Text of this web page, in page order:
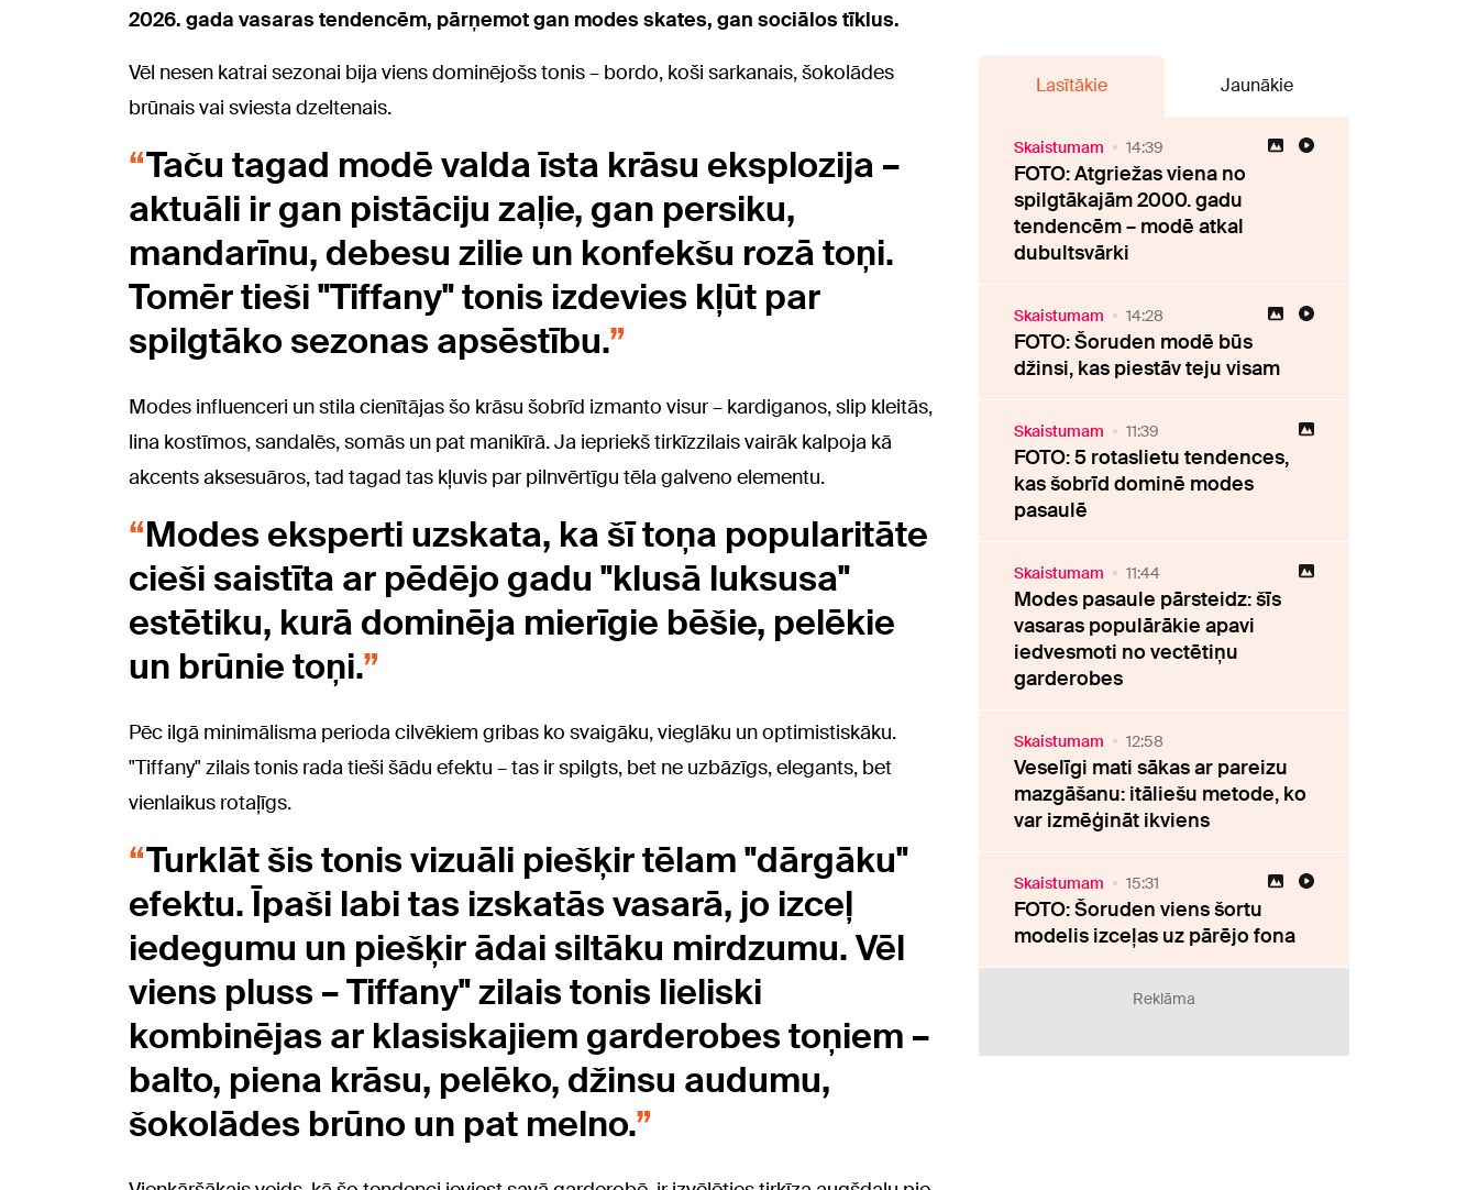
2026. gada vasaras tendencēm, pārņemot gan modes skates, gan sociālos tīklus.
Vēl nesen katrai sezonai bija viens dominējošs tonis – bordo, koši sarkanais, šokolādes
brūnais vai sviesta dzeltenais.
Taču tagad modē valda īsta krāsu eksplozija –
aktuāli ir gan pistāciju zaļie, gan persiku,
mandarīnu, debesu zilie un konfekšu rozā toņi.
Tomēr tieši "Tiffany" tonis izdevies kļūt par
spilgtāko sezonas apsēstību.
Modes influenceri un stila cienītājas šo krāsu šobrīd izmanto visur – kardiganos, slip kleitās,
lina kostīmos, sandalēs, somās un pat manikīrā. Ja iepriekš tirkīzzilais vairāk kalpoja kā
akcents aksesuāros, tad tagad tas kļuvis par pilnvērtīgu tēla galveno elementu.
Modes eksperti uzskata, ka šī toņa popularitāte
cieši saistīta ar pēdējo gadu "klusā luksusa"
estētiku, kurā dominēja mierīgie bēšie, pelēkie
un brūnie toņi.
Pēc ilgā minimālisma perioda cilvēkiem gribas ko svaigāku, vieglāku un optimistiskāku.
"Tiffany" zilais tonis rada tieši šādu efektu – tas ir spilgts, bet ne uzbāzīgs, elegants, bet
vienlaikus rotaļīgs.
Turklāt šis tonis vizuāli piešķir tēlam "dārgāku"
efektu. Īpaši labi tas izskatās vasarā, jo izceļ
iedegumu un piešķir ādai siltāku mirdzumu. Vēl
viens pluss – Tiffany" zilais tonis lieliski
kombinējas ar klasiskajiem garderobes toņiem –
balto, piena krāsu, pelēko, džinsu audumu,
šokolādes brūno un pat melno.
Lasītākie Jaunākie
Skaistumam 14:39
FOTO: Atgriežas viena no
spilgtākajām 2000. gadu
tendencēm – modē atkal
dubultsvārki
Skaistumam 14:28
FOTO: Šoruden modē būs
džinsi, kas piestāv teju visam
Skaistumam 11:39
FOTO: 5 rotaslietu tendences,
kas šobrīd dominē modes
pasaulē
Skaistumam 11:44
Modes pasaule pārsteidz: šīs
vasaras populārākie apavi
iedvesmoti no vectētiņu
garderobes
Skaistumam 12:58
Veselīgi mati sākas ar pareizu
mazgāšanu: itāliešu metode, ko
var izmēģināt ikviens
Skaistumam 15:31
FOTO: Šoruden viens šortu
modelis izceļas uz pārējo fona
Reklāma